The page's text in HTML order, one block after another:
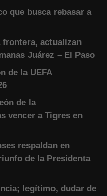
que busca rebasar a
frontera, actualizan
Juárez – El Paso
de la UEFA
de la
vencer a Tigres en
respaldan en
de la Presidenta
legítimo, dudar de